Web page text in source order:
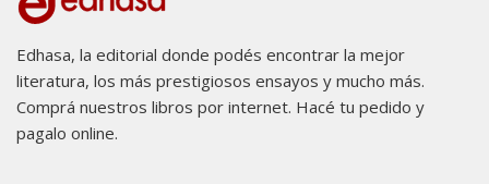
Edhasa, la editorial donde podés encontrar la mejor
literatura, los más prestigiosos ensayos y mucho más.
Comprá nuestros libros por internet. Hacé tu pedido y
pagalo online.